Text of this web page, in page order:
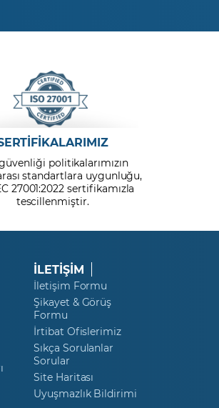
politikalarımızın
standartlara uygunluğu,
27001:2022 sertifikamızla
tescillenmiştir.
İLETİŞİM
İletişim Formu
Şikayet & Görüş
Formu
İrtibat Ofislerimiz
Sıkça Sorulanlar
Sorular
Site Haritası
Uyuşmazlık Bildirimi